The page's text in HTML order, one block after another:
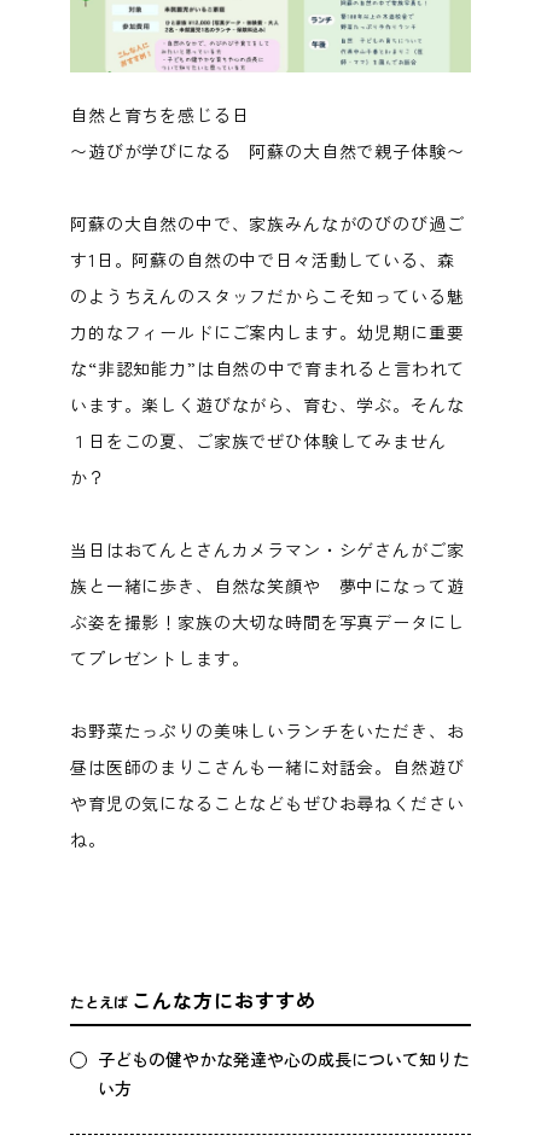
自然と育ちを感じる日
〜遊びが学びになる 阿蘇の大自然で親子体験〜
阿蘇の大自然の中で、家族みんながのびのび過ご
す1日。阿蘇の自然の中で日々活動している、森
のようちえんのスタッフだからこそ知っている魅
力的なフィールドにご案内します。幼児期に重要
な“非認知能力”は自然の中で育まれると言われて
います。楽しく遊びながら、育む、学ぶ。そんな
１日をこの夏、ご家族でぜひ体験してみません
か？
当日はおてんとさんカメラマン・シゲさんがご家
族と一緒に歩き、自然な笑顔や 夢中になって遊
ぶ姿を撮影！家族の大切な時間を写真データにし
てプレゼントします。
お野菜たっぷりの美味しいランチをいただき、お
昼は医師のまりこさんも一緒に対話会。自然遊び
や育児の気になることなどもぜひお尋ねください
ね。
たとえば こんな方におすすめ
子どもの健やかな発達や心の成長について知りた
い方